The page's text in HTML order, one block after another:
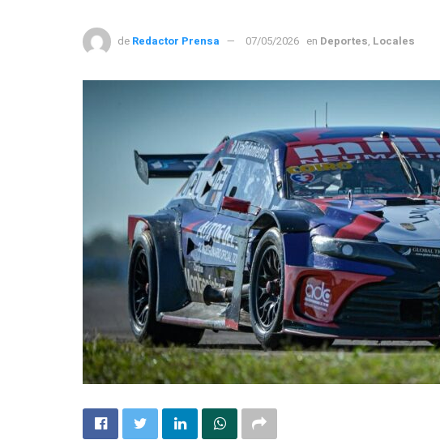
de Redactor Prensa 07/05/2026 en Deportes, Locales